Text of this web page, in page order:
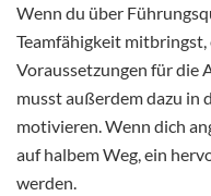
Wenn du über
Teamfähigkeit
Voraussetzungen für die
musst außerdem dazu in
motivieren. Wenn dich
auf halbem Weg, ein
werden.